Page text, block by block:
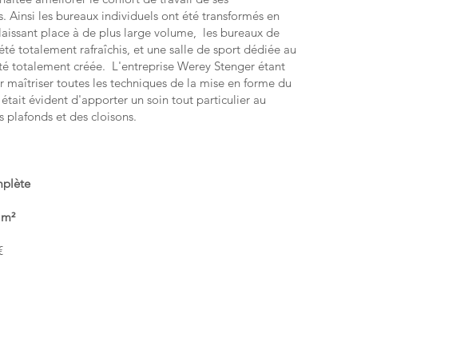
Ainsi les bureaux individuels ont été transformés en
place à de plus large volume, les bureaux de
totalement rafraîchis, et une salle de sport dédiée au
totalement créée. L'entreprise Werey Stenger étant
maîtriser toutes les techniques de la mise en forme du
évident d'apporter un soin tout particulier au
plafonds et des cloisons.